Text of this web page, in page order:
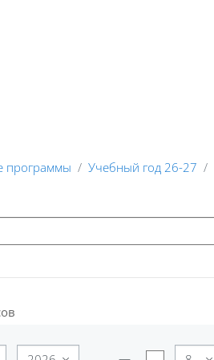
программы Учебный год 26-27
курсов
Год День